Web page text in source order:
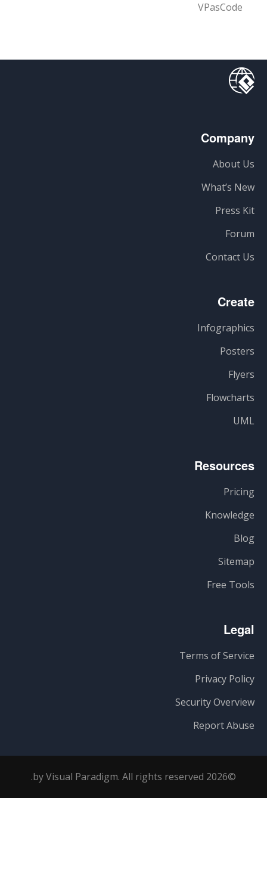
VPasCode
Company
About Us
What’s New
Press Kit
Forum
Contact Us
Create
Infographics
Posters
Flyers
Flowcharts
UML
Resources
Pricing
Knowledge
Blog
Sitemap
Free Tools
Legal
Terms of Service
Privacy Policy
Security Overview
Report Abuse
©2026 by Visual Paradigm. All rights reserved.